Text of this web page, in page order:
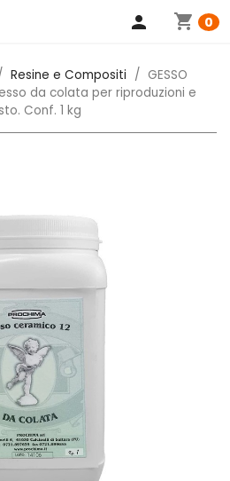
shopping_cart 0
person
Resine e Compositi
GESSO
da colata per riproduzioni e
Conf. 1 kg